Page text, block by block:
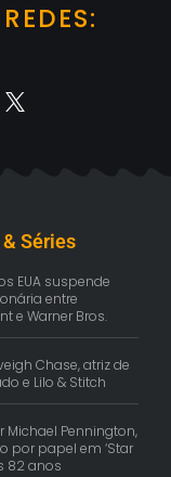
Séries
EUA suspende
entre
e Warner Bros.
Chase, atriz de
e Lilo & Stitch
Michael Pennington,
por papel em ‘Star
82 anos